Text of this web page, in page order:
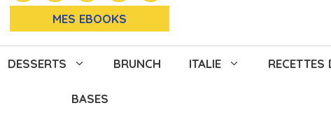
MES EBOOKS
DESSERTS BRUNCH ITALIE RECETTES
BASES